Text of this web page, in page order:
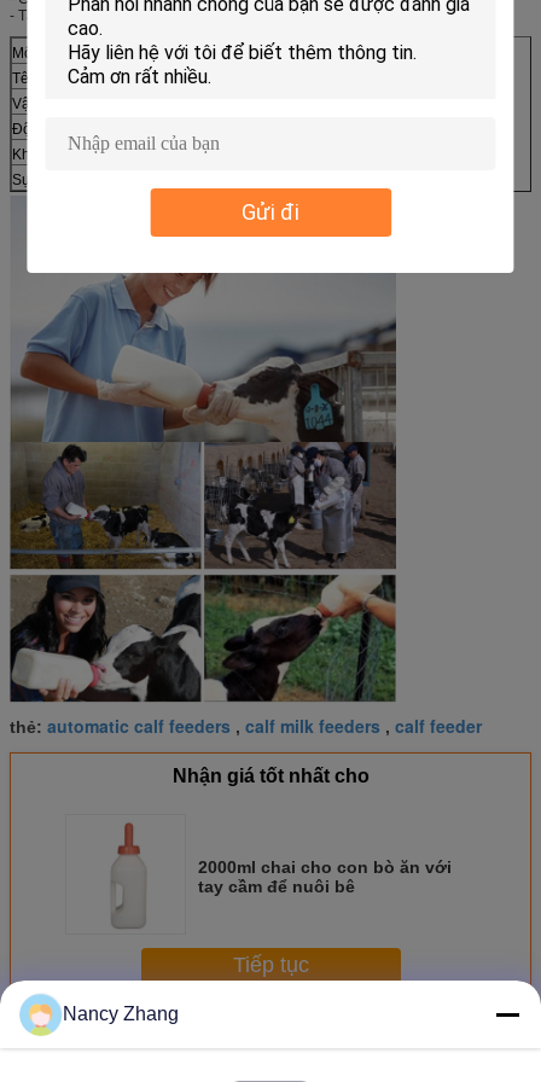
Gửi đi
- Tạo ra một lịch ăn.
Mô hình HL-MP52
HL-MP53
Tên
chai cho ăn
Vật liệu
Động vật
Khối lượng
2L
Sự khác biệt
thẻ: automatic calf feeders , calf milk feeders , calf feeder
Nhận giá tốt nhất cho
2000ml chai cho con bò ăn với
tay cầm để nuôi bê
Tiếp tục
HơnThiết bị cho bê ăn
Nancy Zhang